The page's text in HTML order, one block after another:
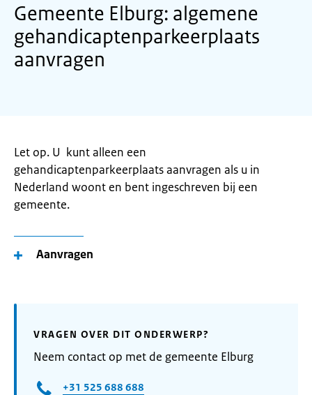
Gemeente Elburg: algemene
gehandicaptenparkeerplaats
aanvragen
Let op. U kunt alleen een
gehandicaptenparkeerplaats aanvragen als u in
Nederland woont en bent ingeschreven bij een
gemeente.
Aanvragen
VRAGEN OVER DIT ONDERWERP?
Neem contact op met de gemeente Elburg
+31 525 688 688